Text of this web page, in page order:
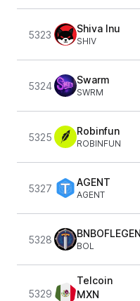
5323
Shiva Inu
SHIV
5324
Swarm
SWRM
5325
Robinfun
ROBINFUN
5327
AGENT
AGENT
5328
BOL
5329
Telcoin
MXN